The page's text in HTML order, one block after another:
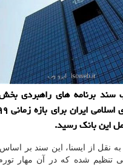
سند برنامه های راهبردی
این بانك رسید.
نقل از ایسنا، این سند بر
تنظیم شده كه در آن مهار